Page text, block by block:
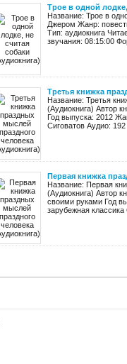
Трое в одной
Название: Трое в
Джером Жанр:
Тип: аудиокнига
звучания: 08:15:00
Третья книжка
Название: Третья
(Аудиокнига) Автор
Год выпуска: 2012
Сиговатов Аудио:
Первая книжка
Название: Первая
(Аудиокнига) Автор
своими руками Год
зарубежная